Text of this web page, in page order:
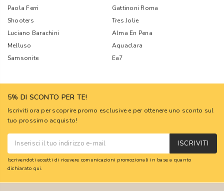
Paola Ferri
Gattinoni Roma
Shooters
Tres Jolie
Luciano Barachini
Alma En Pena
Melluso
Aquaclara
Samsonite
Ea7
5% DI SCONTO PER TE!
Iscriviti ora per scoprire promo esclusive e per ottenere uno sconto sul
tuo prossimo acquisto!
ISCRIVITI
Iscrivendoti accetti di ricevere comunicazioni promozionali in base a quanto
dichiarato qui.